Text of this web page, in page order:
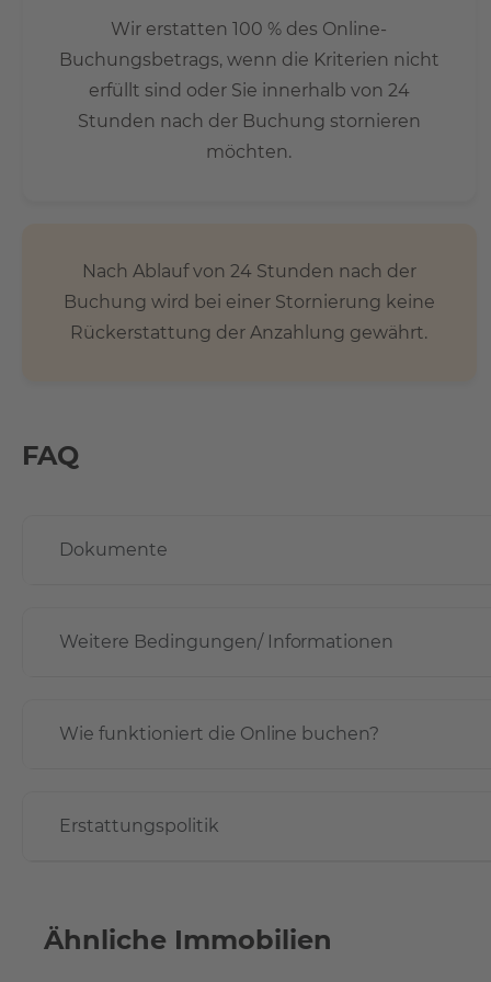
Wir erstatten 100 % des Online-
Buchungsbetrags, wenn die Kriterien nicht
erfüllt sind oder Sie innerhalb von 24
Stunden nach der Buchung stornieren
möchten.
Nach Ablauf von 24 Stunden nach der
Buchung wird bei einer Stornierung keine
Rückerstattung der Anzahlung gewährt.
FAQ
Dokumente
Weitere Bedingungen/ Informationen
Wie funktioniert die Online buchen?
Erstattungspolitik
Ähnliche Immobilien